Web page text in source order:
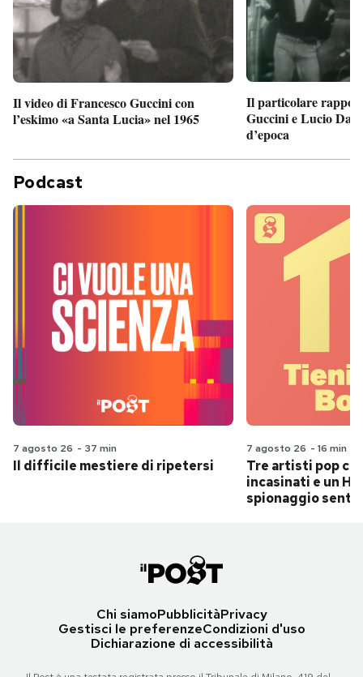
Il video di Francesco Guccini con
l’eskimo «a Santa Lucia» nel 1965
Il particolare
Guccini e Lucio
d’epoca
Podcast
7 agosto 26 - 37 min
Il difficile mestiere di ripetersi
7 agosto 26 - 16 min
Tre artisti pop
incasinati e un
spionaggio
Chi siamoPubblicitàPrivacy
Gestisci le preferenzeCondizioni d'uso
Dichiarazione di accessibilità